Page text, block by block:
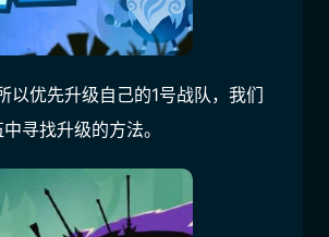
以优先升级自己的1号战队，我们
寻找升级的方法。